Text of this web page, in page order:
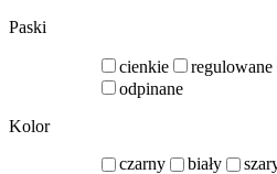
Paski
cienkie regulowane
odpinane
Kolor
czarny
biały